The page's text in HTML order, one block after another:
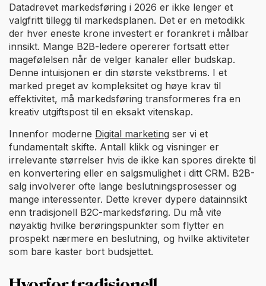
Datadrevet markedsføring i 2026 er ikke lenger et
valgfritt tillegg til markedsplanen. Det er en metodikk
der hver eneste krone investert er forankret i målbar
innsikt. Mange B2B-ledere opererer fortsatt etter
magefølelsen når de velger kanaler eller budskap.
Denne intuisjonen er din største vekstbrems. I et
marked preget av kompleksitet og høye krav til
effektivitet, må markedsføring transformeres fra en
kreativ utgiftspost til en eksakt vitenskap.
Innenfor moderne Digital marketing ser vi et
fundamentalt skifte. Antall klikk og visninger er
irrelevante størrelser hvis de ikke kan spores direkte til
en konvertering eller en salgsmulighet i ditt CRM. B2B-
salg involverer ofte lange beslutningsprosesser og
mange interessenter. Dette krever dypere datainnsikt
enn tradisjonell B2C-markedsføring. Du må vite
nøyaktig hvilke berøringspunkter som flytter en
prospekt nærmere en beslutning, og hvilke aktiviteter
som bare kaster bort budsjettet.